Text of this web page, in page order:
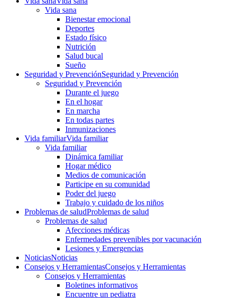
Vida sana
Bienestar emocional
Deportes
Estado físico
Nutrición
Salud bucal
Sueño
Seguridad y PrevenciónSeguridad y Prevención
Seguridad y Prevención
Durante el juego
En el hogar
En marcha
En todas partes
Inmunizaciones
Vida familiarVida familiar
Vida familiar
Dinámica familiar
Hogar médico
Medios de comunicación
Participe en su comunidad
Poder del juego
Trabajo y cuidado de los niños
Problemas de saludProblemas de salud
Problemas de salud
Afecciones médicas
Enfermedades prevenibles por vacunación
Lesiones y Emergencias
NoticiasNoticias
Consejos y HerramientasConsejos y Herramientas
Consejos y Herramientas
Boletines informativos
Encuentre un pediatra